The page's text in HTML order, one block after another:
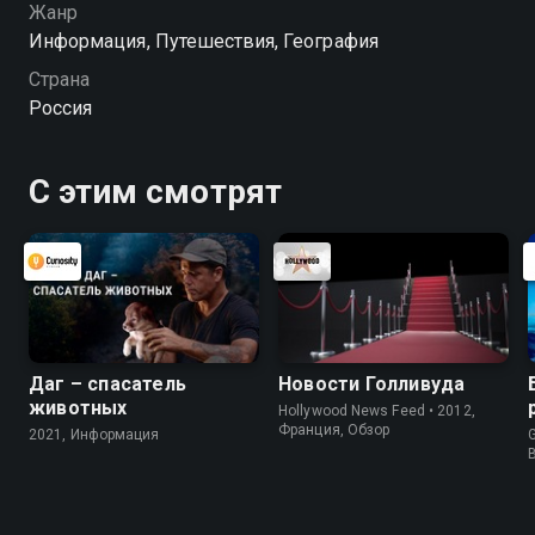
Жанр
Информация, Путешествия, География
Страна
Россия
С этим смотрят
Даг – спасатель
животных
2021, Информация
Новости Голливуда
Hollywood News Feed • 2012,
Франция, Обзор